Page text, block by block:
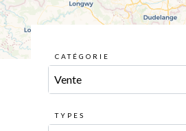
CATÉGORIE
Vente
TYPES